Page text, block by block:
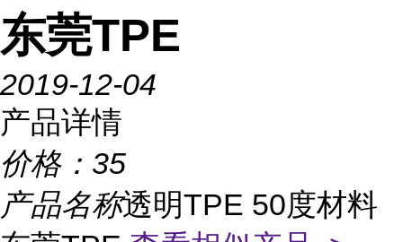
东莞TPE
2019-12-04
产品详情
价格： 35
产品名称透明TPE 50度材料